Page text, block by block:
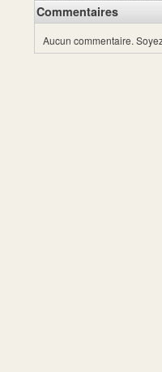
Commentaires
Aucun commentaire.